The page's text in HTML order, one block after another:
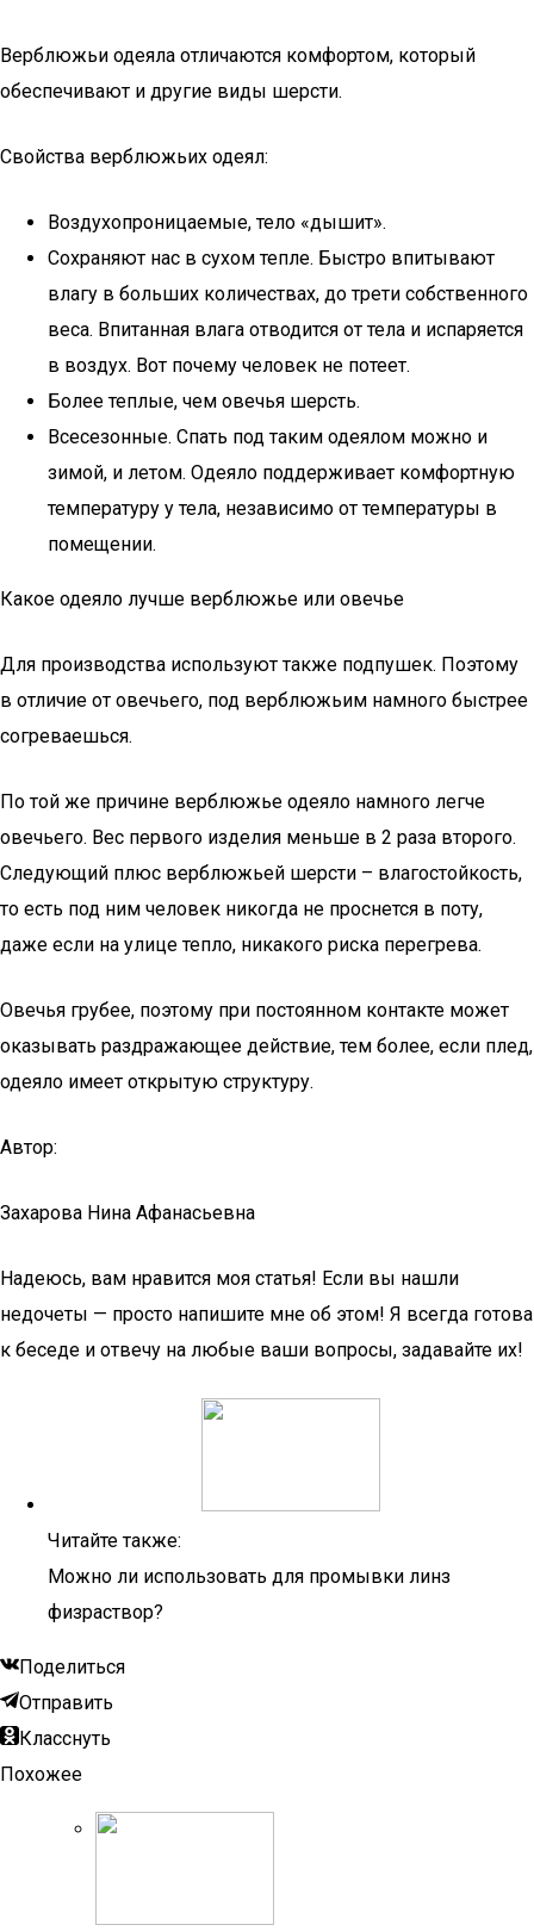
Верблюжьи одеяла отличаются комфортом, который
обеспечивают и другие виды шерсти.
Свойства верблюжьих одеял:
Воздухопроницаемые, тело «дышит».
Сохраняют нас в сухом тепле. Быстро впитывают
влагу в больших количествах, до трети собственного
веса. Впитанная влага отводится от тела и испаряется
в воздух. Вот почему человек не потеет.
Более теплые, чем овечья шерсть.
Всесезонные. Спать под таким одеялом можно и
зимой, и летом. Одеяло поддерживает комфортную
температуру у тела, независимо от температуры в
помещении.
Какое одеяло лучше верблюжье или овечье
Для производства используют также подпушек. Поэтому
в отличие от овечьего, под верблюжьим намного быстрее
согреваешься.
По той же причине верблюжье одеяло намного легче
овечьего. Вес первого изделия меньше в 2 раза второго.
Следующий плюс верблюжьей шерсти – влагостойкость,
то есть под ним человек никогда не проснется в поту,
даже если на улице тепло, никакого риска перегрева.
Овечья грубее, поэтому при постоянном контакте может
оказывать раздражающее действие, тем более, если плед,
одеяло имеет открытую структуру.
Автор:
Захарова Нина Афанасьевна
Надеюсь, вам нравится моя статья! Если вы нашли
недочеты — просто напишите мне об этом! Я всегда готова
к беседе и отвечу на любые ваши вопросы, задавайте их!
Читайте также:
Можно ли использовать для промывки линз
физраствор?
Поделиться
Отправить
Класснуть
Похожее